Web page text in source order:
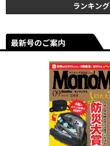
ランキン
最新号のご案内